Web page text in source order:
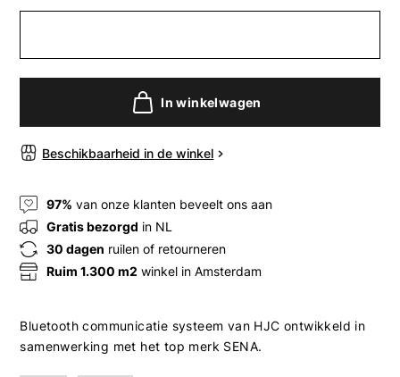
In winkelwagen
Beschikbaarheid in de winkel
97% van onze klanten beveelt ons aan
Gratis bezorgd in NL
30 dagen ruilen of retourneren
Ruim 1.300 m2 winkel in Amsterdam
Bluetooth communicatie systeem van HJC ontwikkeld in
samenwerking met het top merk SENA.